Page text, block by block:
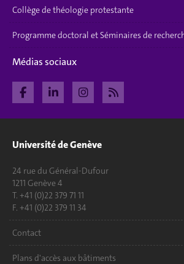
Collège de théologie protestante
Programme doctoral et Séminaires de
Médias sociaux
Université de Genève
24 rue du Général-Dufour
1211 Genève 4
T. +41 (0)22 379 71 11
F. +41 (0)22 379 11 34
Contact
Plans d'accès aux bâtiments